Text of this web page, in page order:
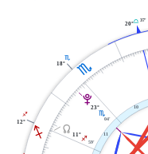
H
I
10
11
G
20°
37'
H
18°
I
12°
V
23°
H
04'
Y 11°
I
59'